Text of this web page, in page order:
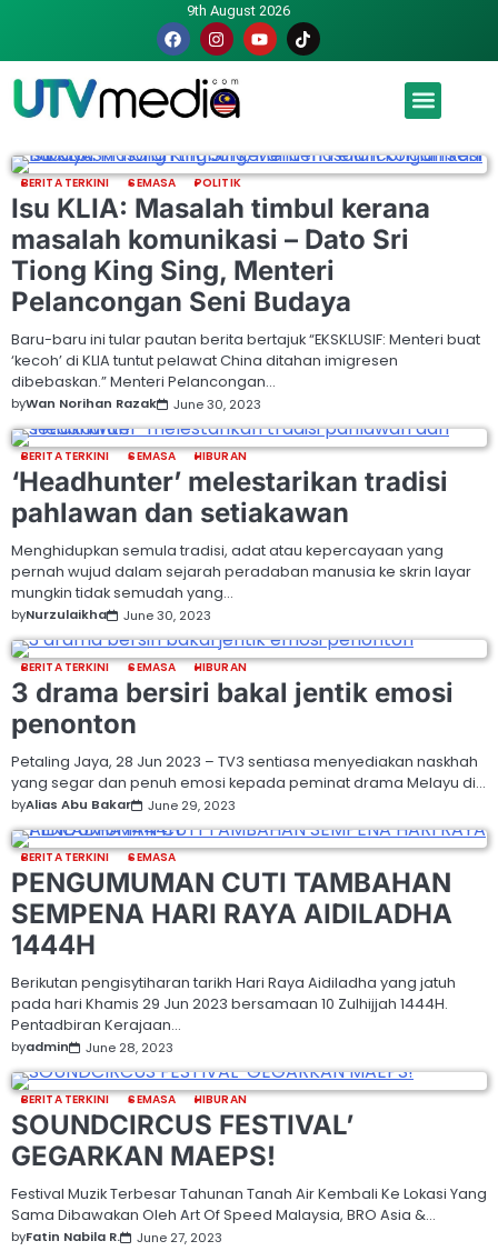
9th August 2026
BERITA TERKINI SEMASA POLITIK
Isu KLIA: Masalah timbul kerana
masalah komunikasi – Dato Sri
Tiong King Sing, Menteri
Pelancongan Seni Budaya
Baru-baru ini tular pautan berita bertajuk “EKSKLUSIF: Menteri buat
‘kecoh’ di KLIA tuntut pelawat China ditahan imigresen
dibebaskan.” Menteri Pelancongan…
byWan Norihan Razak June 30, 2023
BERITA TERKINI SEMASA HIBURAN
‘Headhunter’ melestarikan tradisi
pahlawan dan setiakawan
Menghidupkan semula tradisi, adat atau kepercayaan yang
pernah wujud dalam sejarah peradaban manusia ke skrin layar
mungkin tidak semudah yang…
byNurzulaikha June 30, 2023
BERITA TERKINI SEMASA HIBURAN
3 drama bersiri bakal jentik emosi
penonton
Petaling Jaya, 28 Jun 2023 – TV3 sentiasa menyediakan naskhah
yang segar dan penuh emosi kepada peminat drama Melayu di…
byAlias Abu Bakar June 29, 2023
BERITA TERKINI SEMASA
PENGUMUMAN CUTI TAMBAHAN
SEMPENA HARI RAYA AIDILADHA
1444H
Berikutan pengisytiharan tarikh Hari Raya Aidiladha yang jatuh
pada hari Khamis 29 Jun 2023 bersamaan 10 Zulhijjah 1444H.
Pentadbiran Kerajaan…
byadmin June 28, 2023
BERITA TERKINI SEMASA HIBURAN
SOUNDCIRCUS FESTIVAL’
GEGARKAN MAEPS!
Festival Muzik Terbesar Tahunan Tanah Air Kembali Ke Lokasi Yang
Sama Dibawakan Oleh Art Of Speed Malaysia, BRO Asia &…
byFatin Nabila R. June 27, 2023